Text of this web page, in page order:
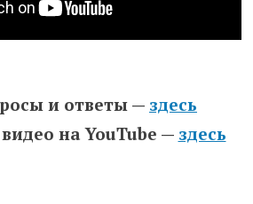
и ответы — здесь
на YouTube — здесь